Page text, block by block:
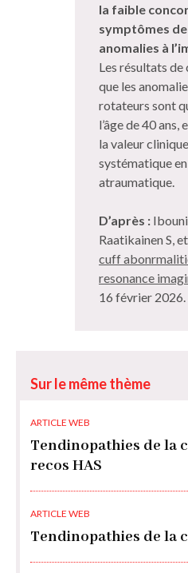
la faible
symptômes de
anomalies à
Les résultats
que les
rotateurs sont
l’âge de 40
la valeur
systématique
atraumatique.
D’après :
Raatikainen S,
cuff
resonance
16 février 2026.
Sur le même thème
ARTICLE WEB
Tendinopathies de la
recos HAS
ARTICLE WEB
Tendinopathies de la